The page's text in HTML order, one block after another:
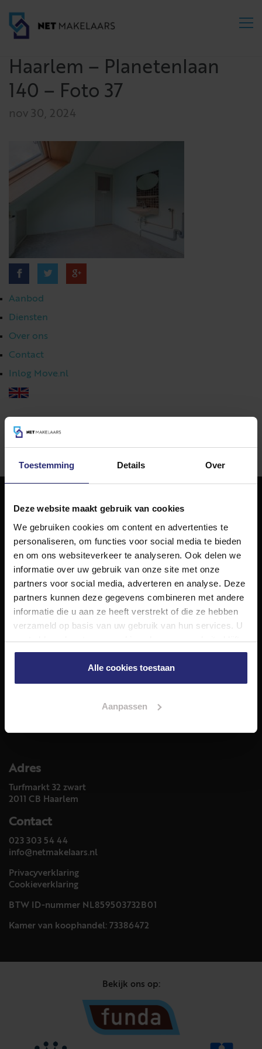
Toestemming Details Over
Deze website maakt gebruik van cookies
We gebruiken cookies om content en advertenties te
personaliseren, om functies voor social media te bieden
en om ons websiteverkeer te analyseren. Ook delen we
informatie over uw gebruik van onze site met onze
partners voor social media, adverteren en analyse. Deze
partners kunnen deze gegevens combineren met andere
informatie die u aan ze heeft verstrekt of die ze hebben
verzameld op basis van uw gebruik van hun services. U
gaat akkoord met onze cookies als u onze website blijft
gebruiken.
Alle cookies toestaan
Aanpassen
Haarlem – Planetenlaan
140 – Foto 37
nov 30, 2024
Aanbod
Diensten
Over ons
Contact
Inlog Move.nl
023 303 54 44
NET Makelaars
NET Makelaars is een modern makelaarskantoor met
decennialange ervaring in het vak en diepgaande kennis
van de huizenmarkt in Haarlem en omstreken.
Volg ons op
Diensten
Aankoop
Meer informatie over
Adres
Turfmarkt 32 zwart
2011 CB Haarlem
Contact
023 303 54 44
info@netmakelaars.nl
Privacyverklaring
Cookieverklaring
BTW ID-nummer NL859503732B01
Kamer van koophandel: 73386472
Bekijk ons op: